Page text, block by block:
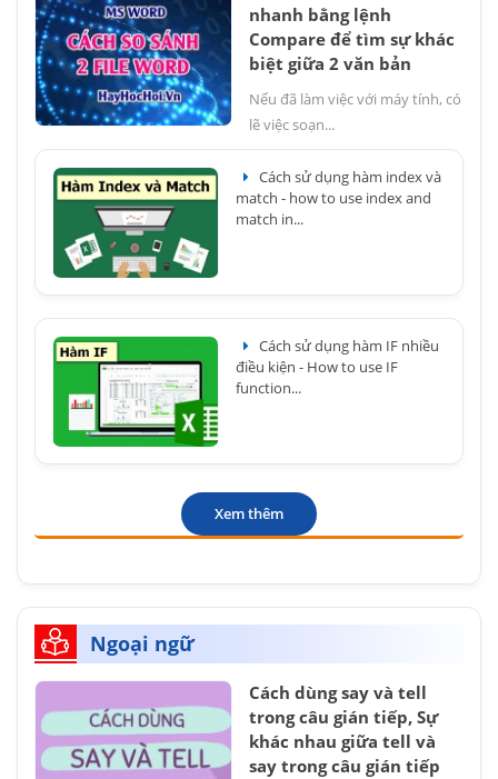
nhanh bằng lệnh
Compare để tìm sự khác
biệt giữa 2 văn bản
Nếu đã làm việc với máy tính, có
lẽ việc soạn...
Cách sử dụng hàm index và
match - how to use index and
match in...
Cách sử dụng hàm IF nhiều
điều kiện - How to use IF
function...
Xem thêm
Ngoại ngữ
Cách dùng say và tell
trong câu gián tiếp, Sự
khác nhau giữa tell và
say trong câu gián tiếp